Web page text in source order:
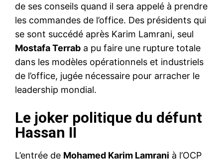
de ses conseils quand il sera appelé à prendre
les commandes de l’office. Des présidents qui
se sont succédé après Karim Lamrani, seul
Mostafa Terrab a pu faire une rupture totale
dans les modèles opérationnels et industriels
de l’office, jugée nécessaire pour arracher le
leadership mondial.
Le joker politique du défunt
Hassan II
L’entrée de Mohamed Karim Lamrani à l’OCP